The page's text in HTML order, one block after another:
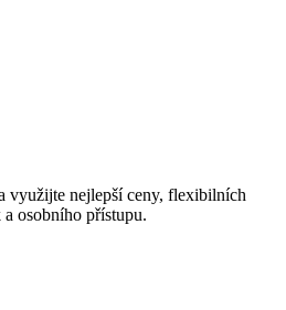
využijte nejlepší ceny, flexibilních
osobního přístupu.